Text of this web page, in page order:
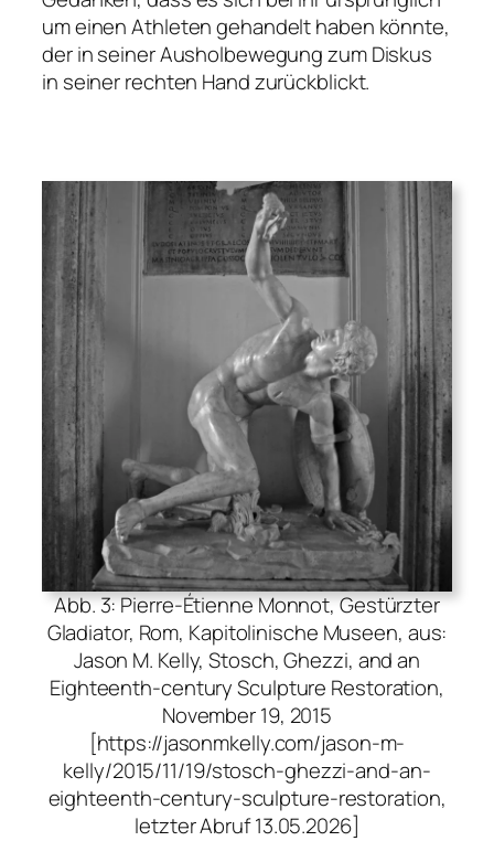
um einen Athleten gehandelt haben könnte,
der in seiner Ausholbewegung zum Diskus
in seiner rechten Hand zurückblickt.
Abb. 3: Pierre-Étienne Monnot, Gestürzter
Gladiator, Rom, Kapitolinische Museen, aus:
Jason M. Kelly, Stosch, Ghezzi, and an
Eighteenth-century Sculpture Restoration,
November 19, 2015
[https://jasonmkelly.com/jason-m-
kelly/2015/11/19/stosch-ghezzi-and-an-
eighteenth-century-sculpture-restoration,
letzter Abruf 13.05.2026]